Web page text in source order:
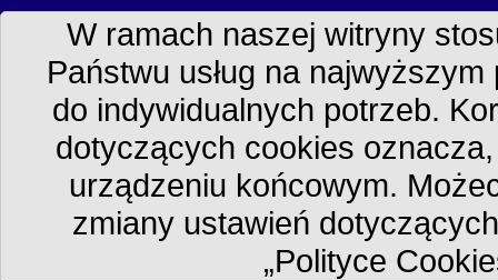
W ramach naszej witryny
Państwu usług na
do indywidualnych potrzeb.
dotyczących cookies
urządzeniu końcowym.
zmiany ustawień
„Polityce